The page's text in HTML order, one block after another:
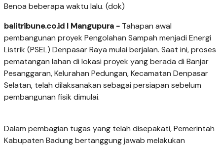
Benoa beberapa waktu lalu. (dok)
balitribune.co.id I Mangupura - Tahapan awal
pembangunan proyek Pengolahan Sampah menjadi Energi
Listrik (PSEL) Denpasar Raya mulai berjalan. Saat ini, proses
pematangan lahan di lokasi proyek yang berada di Banjar
Pesanggaran, Kelurahan Pedungan, Kecamatan Denpasar
Selatan, telah dilaksanakan sebagai persiapan sebelum
pembangunan fisik dimulai.
Dalam pembagian tugas yang telah disepakati, Pemerintah
Kabupaten Badung bertanggung jawab melakukan